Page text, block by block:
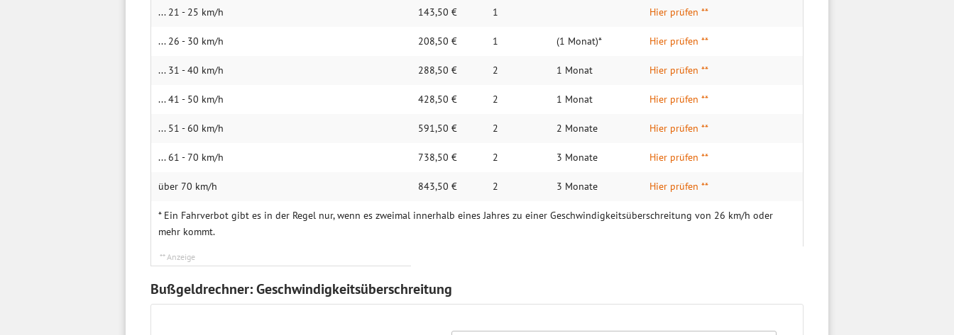
... 21 - 25 km/h 143,50 € 1 Hier prüfen **
... 26 - 30 km/h 208,50 € 1 (1 Monat)* Hier prüfen **
... 31 - 40 km/h 288,50 € 2 1 Monat Hier prüfen **
... 41 - 50 km/h 428,50 € 2 1 Monat Hier prüfen **
... 51 - 60 km/h 591,50 € 2 2 Monate Hier prüfen **
... 61 - 70 km/h 738,50 € 2 3 Monate Hier prüfen **
über 70 km/h 843,50 € 2 3 Monate Hier prüfen **
* Ein Fahrverbot gibt es in der Regel nur, wenn es zweimal innerhalb eines Jahres zu einer Geschwindigkeitsüberschreitung von 26 km/h oder
mehr kommt.
Bußgeldrechner: Geschwindigkeitsüberschreitung